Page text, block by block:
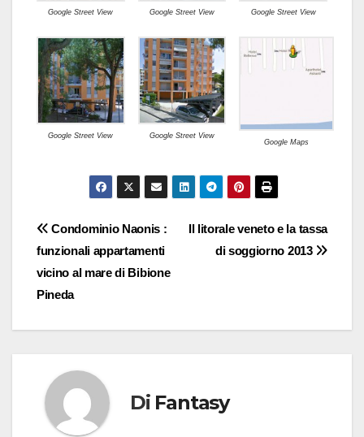
Google Street View Google Street View Google Street View
Google Street View
Google Street View
Google Maps
Navigazione
articoli
Il litorale veneto e la tassa
di soggiorno 2013
Condominio Naonis :
funzionali appartamenti
vicino al mare di Bibione
Pineda
Di Fantasy